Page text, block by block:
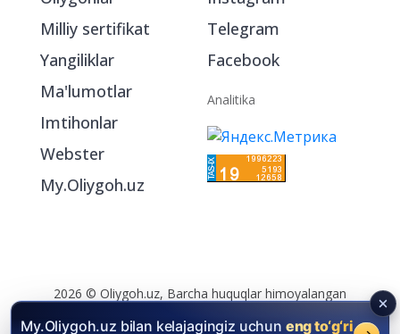
Bo‘limlar
Oliygohlar
Milliy sertifikat
Yangiliklar
Ma'lumotlar
Imtihonlar
Ijtimoiy tarmoqlarda
Instagram
Analitika
My.Oliygoh.uz bilan kelajagingiz uchun eng to‘g‘ri